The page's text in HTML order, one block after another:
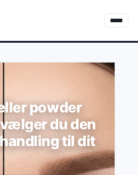
powder
du den
til dit